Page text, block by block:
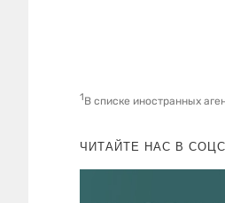
1В списке иностранных
ЧИТАЙТЕ НАС В